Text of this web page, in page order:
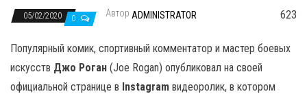
05/02/2020 0 Автор ADMINISTRATOR 623
Популярный комик, спортивный комментатор и мастер боевых
искусств Джо Роган (Joe Rogan) опубликовал на своей
официальной странице в Instagram видеоролик, в котором